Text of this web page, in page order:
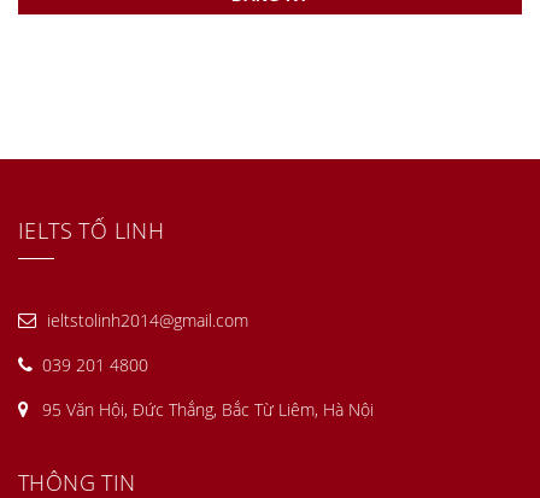
IELTS TỐ LINH
ieltstolinh2014@gmail.com
039 201 4800
95 Văn Hội, Đức Thắng, Bắc Từ Liêm, Hà Nội
THÔNG TIN